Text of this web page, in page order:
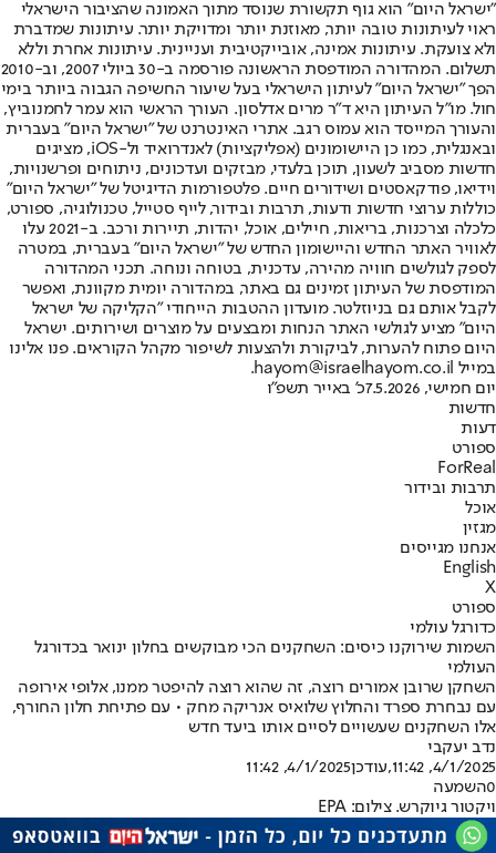
"ישראל היום" הוא גוף תקשורת שנוסד מתוך האמונה שהציבור הישראלי
ראוי לעיתונות טובה יותר, מאוזנת יותר ומדויקת יותר. עיתונות שמדברת
ולא צועקת. עיתונות אמינה, אובייקטיבית ועניינית. עיתונות אחרת וללא
תשלום. המהדורה המודפסת הראשונה פורסמה ב-30 ביולי 2007, וב-2010
הפך "ישראל היום" לעיתון הישראלי בעל שיעור החשיפה הגבוה ביותר בימי
חול. מו"ל העיתון היא ד"ר מרים אדלסון. העורך הראשי הוא עמר לחמנוביץ,
והעורך המייסד הוא עמוס רגב. אתרי האינטרנט של "ישראל היום" בעברית
ובאנגלית, כמו כן היישומונים (אפליקציות) לאנדרואיד ול-iOS, מציגים
חדשות מסביב לשעון, תוכן בלעדי, מבזקים ועדכונים, ניתוחים ופרשנויות,
וידיאו, פודקאסטים ושידורים חיים. פלטפורמות הדיגיטל של "ישראל היום"
כוללות ערוצי חדשות ודעות, תרבות ובידור, לייף סטייל, טכנולוגיה, ספורט,
כלכלה וצרכנות, בריאות, חיילים, אוכל, יהדות, תיירות ורכב. ב-2021 עלו
לאוויר האתר החדש והיישומון החדש של "ישראל היום" בעברית, במטרה
לספק לגולשים חוויה מהירה, עדכנית, בטוחה ונוחה. תכני המהדורה
המודפסת של העיתון זמינים גם באתר, במהדורה יומית מקוונת, ואפשר
לקבל אותם גם בניוזלטר. מועדון ההטבות הייחודי "הקליקה של ישראל
היום" מציע לגולשי האתר הנחות ומבצעים על מוצרים ושירותים. ישראל
היום פתוח להערות, לביקורת ולהצעות לשיפור מקהל הקוראים. פנו אלינו
במייל hayom@israelhayom.co.il.
יום חמישי, 7.5.2026
כ' באייר תשפ"ו
חדשות
דעות
ספורט
ForReal
תרבות ובידור
אוכל
מגזין
אנחנו מגייסים
English
X
ספורט
כדורגל עולמי
השמות שירוקנו כיסים: השחקנים הכי מבוקשים בחלון ינואר בכדורגל
העולמי
השחקן שרובן אמורים רוצה, זה שהוא רוצה להיפטר ממנו, אלופי אירופה
עם נבחרת ספרד והחלוץ שלואיס אנריקה מחק • עם פתיחת חלון החורף,
אלו השחקנים שעשויים לסיים אותו ביעד חדש
נדב יעקבי
4/1/2025, 11:42
,עודכן4/1/2025, 11:42
0השמעה
ויקטור גיוקרש. צילום: EPA